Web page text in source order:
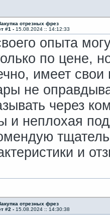
отрезных фрез
#1 - 15.08.2024 :: 14:12:33
опыта
по цене,
имеет
не
через
и неплохая
и
отрезных фрез
#2 - 15.08.2024 :: 14:30:38